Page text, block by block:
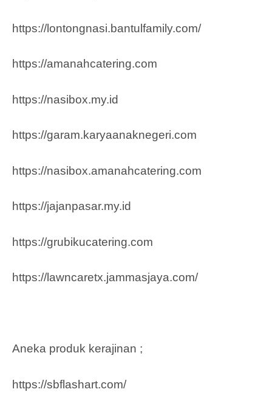
https://lontongnasi.bantulfamily.com/
https://amanahcatering.com
https://nasibox.my.id
https://garam.karyaanaknegeri.com
https://nasibox.amanahcatering.com
https://jajanpasar.my.id
https://grubikucatering.com
https://lawncaretx.jammasjaya.com/
Aneka produk kerajinan ;
https://sbflashart.com/